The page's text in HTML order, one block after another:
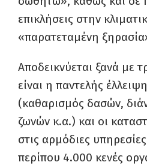
επικλήσεις στην
«παρατεταμένη
Αποδεικνύεται ξανά με
είναι η παντελής
(καθαρισμός δασών,
ζωνών κ.α.) και οι
στις αρμόδιες
περίπου 4.000 κενές